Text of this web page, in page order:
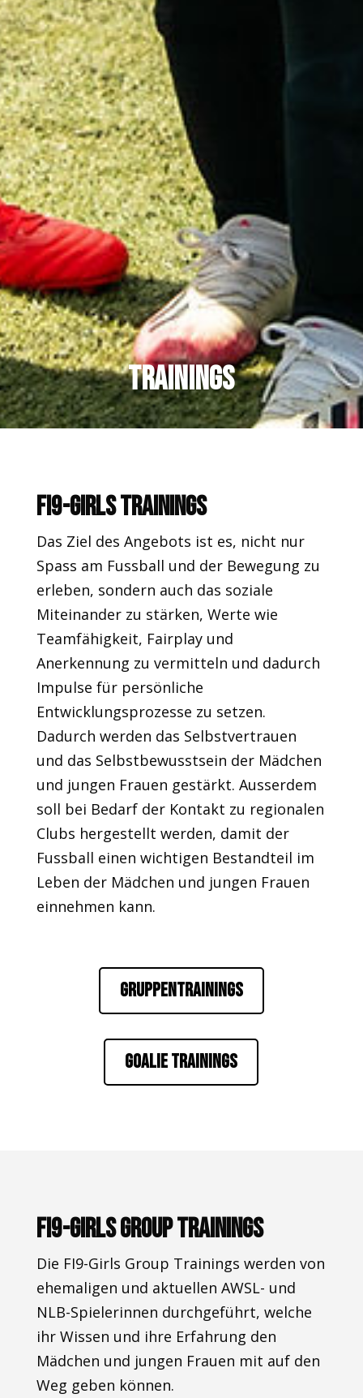
Trainings
FI9-Girls Trainings
Das Ziel des Angebots ist es, nicht nur
Spass am Fussball und der Bewegung zu
erleben, sondern auch das soziale
Miteinander zu stärken, Werte wie
Teamfähigkeit, Fairplay und
Anerkennung zu vermitteln und dadurch
Impulse für persönliche
Entwicklungsprozesse zu setzen.
Dadurch werden das Selbstvertrauen
und das Selbstbewusstsein der Mädchen
und jungen Frauen gestärkt. Ausserdem
soll bei Bedarf der Kontakt zu regionalen
Clubs hergestellt werden, damit der
Fussball einen wichtigen Bestandteil im
Leben der Mädchen und jungen Frauen
einnehmen kann.
Gruppentrainings
Goalie Trainings
FI9-Girls Group Trainings
​Die FI9-Girls Group Trainings werden von
ehemaligen und aktuellen AWSL- und
NLB-Spielerinnen durchgeführt, welche
ihr Wissen und ihre Erfahrung den
Mädchen und jungen Frauen mit auf den
Weg geben können.